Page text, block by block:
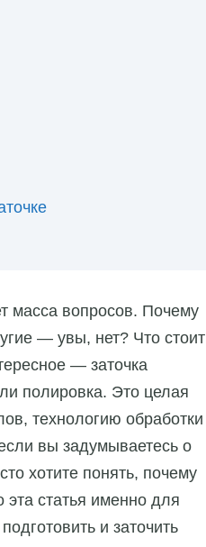
масса вопросов. Почему
— увы, нет? Что стоит
— заточка
полировка. Это целая
технологию обработки
вы задумываетесь о
хотите понять, почему
эта статья именно для
и заточить